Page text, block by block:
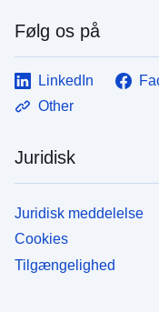
Følg os på
LinkedIn
Other
Juridisk
Juridisk meddelelse
Cookies
Tilgængelighed